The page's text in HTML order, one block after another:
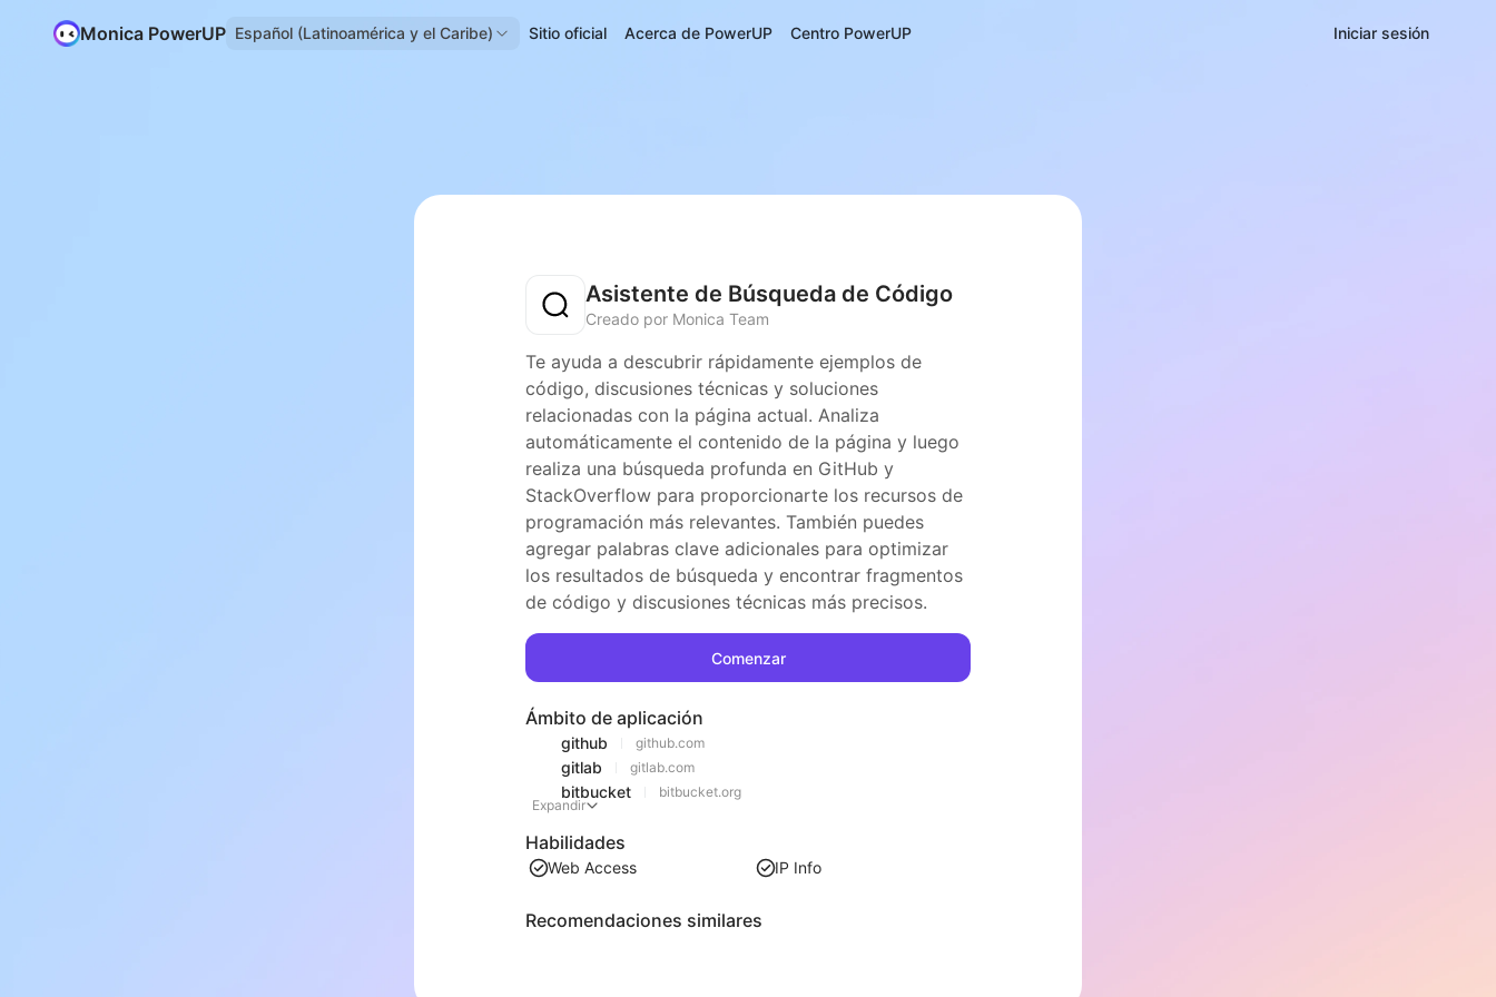
Monica PowerUP Español (Latinoamérica y el Caribe) Sitio oficial Acerca de PowerUP Centro PowerUP Iniciar sesión
Asistente de Búsqueda de Código
Creado por Monica Team
Te ayuda a descubrir rápidamente ejemplos de
código, discusiones técnicas y soluciones
relacionadas con la página actual. Analiza
automáticamente el contenido de la página y luego
realiza una búsqueda profunda en GitHub y
StackOverflow para proporcionarte los recursos de
programación más relevantes. También puedes
agregar palabras clave adicionales para optimizar
los resultados de búsqueda y encontrar fragmentos
de código y discusiones técnicas más precisos.
Comenzar
Ámbito de aplicación
github github.com
gitlab gitlab.com
bitbucket
bitbucket.org
Expandir
Habilidades
Web Access IP Info
Recomendaciones similares